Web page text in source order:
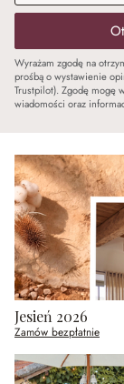
Wyrażam zgodę na
prośbą o wystawienie
Trustpilot). Zgodę mogę
wiadomości oraz
Jesień 2026
Zamów bezpłatnie